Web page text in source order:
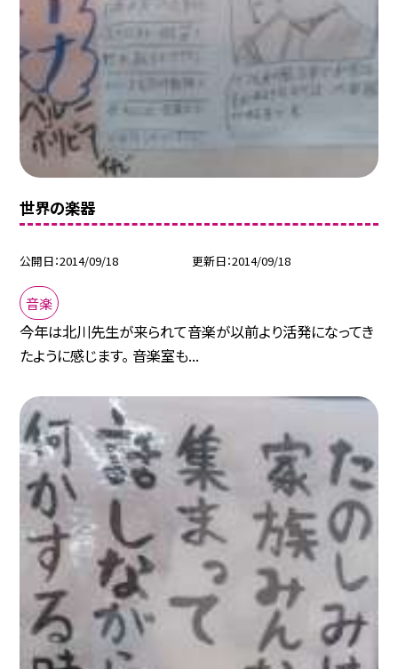
世界の楽器
公開日 2014/09/18 更新日 2014/09/18
音楽
今年は北川先生が来られて音楽が以前より活発になってき
たように感じます。 音楽室も...